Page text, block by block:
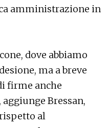
amministrazione in
dove abbiamo
ma a breve
firme anche
Bressan,
al